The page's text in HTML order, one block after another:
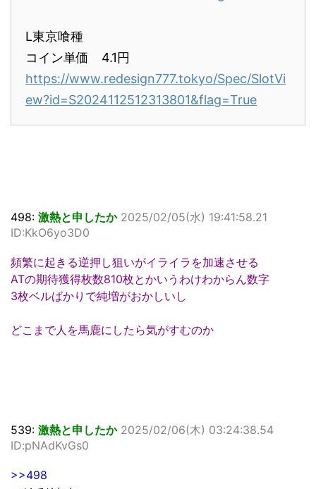
L東京喰種
コイン単価 4.1円
https://www.redesign777.tokyo/Spec/SlotVi
ew?id=S2024112512313801&flag=True
498: 激熱と申したか 2025/02/05(水) 19:41:58.21
ID:KkO6yo3D0
頻繁に起きる逆押し狙いがイライラを加速させる
ATの期待獲得枚数810枚とかいうわけわからん数字
3枚ベルばかりで純増がおかしいし
どこまで人を馬鹿にしたら気がすむのか
539: 激熱と申したか 2025/02/06(木) 03:24:38.54
ID:pNAdKvGs0
>>498